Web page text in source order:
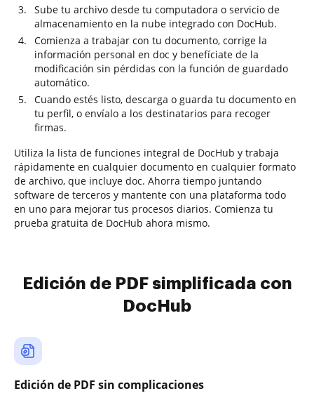
Sube tu archivo desde tu computadora o servicio de
almacenamiento en la nube integrado con DocHub.
Comienza a trabajar con tu documento, corrige la
información personal en doc y benefíciate de la
modificación sin pérdidas con la función de guardado
automático.
Cuando estés listo, descarga o guarda tu documento en
tu perfil, o envíalo a los destinatarios para recoger
firmas.
Utiliza la lista de funciones integral de DocHub y trabaja
rápidamente en cualquier documento en cualquier formato
de archivo, que incluye doc. Ahorra tiempo juntando
software de terceros y mantente con una plataforma todo
en uno para mejorar tus procesos diarios. Comienza tu
prueba gratuita de DocHub ahora mismo.
Edición de PDF simplificada con
DocHub
Edición de PDF sin complicaciones